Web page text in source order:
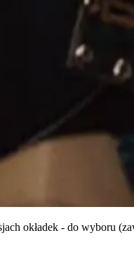
okładek - do wyboru